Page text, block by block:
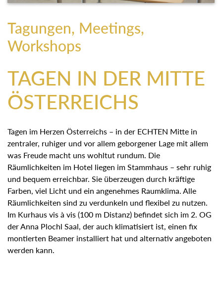
Tagungen, Meetings,
Workshops
TAGEN IN DER MITTE
ÖSTERREICHS
Tagen im Herzen Österreichs – in der ECHTEN Mitte in
zentraler, ruhiger und vor allem geborgener Lage mit allem
was Freude macht uns wohltut rundum. Die
Räumlichkeiten im Hotel liegen im Stammhaus – sehr ruhig
und bequem erreichbar. Sie überzeugen durch kräftige
Farben, viel Licht und ein angenehmes Raumklima. Alle
Räumlichkeiten sind zu verdunkeln und flexibel zu nutzen.
Im Kurhaus vis à vis (100 m Distanz) befindet sich im 2. OG
der Anna Plochl Saal, der auch klimatisiert ist, einen fix
montierten Beamer installiert hat und alternativ angeboten
werden kann.